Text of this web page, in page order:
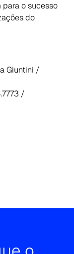
o sucesso
do
Giuntini /
/